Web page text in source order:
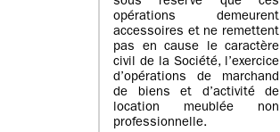
opérations demeurent
accessoires et ne remettent
pas en cause le caractère
civil de la Société, l’exercice
d’opérations de marchand
de biens et d’activité de
location meublée non
professionnelle.